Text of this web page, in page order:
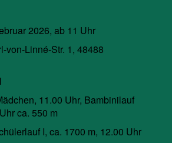
2026, ab 11 Uhr
von-Linné-Str. 1, 48488
11.00 Uhr, Bambinilauf
ca. 550 m
I, ca. 1700 m, 12.00 Uhr